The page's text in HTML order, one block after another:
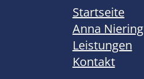
Startseite
Anna Niering
Leistungen
Kontakt